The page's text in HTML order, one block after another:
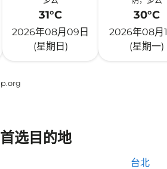
31°C
2026年08月09日
(星期日)
30°C
2026年08月
(星期一)
选目的地
台北